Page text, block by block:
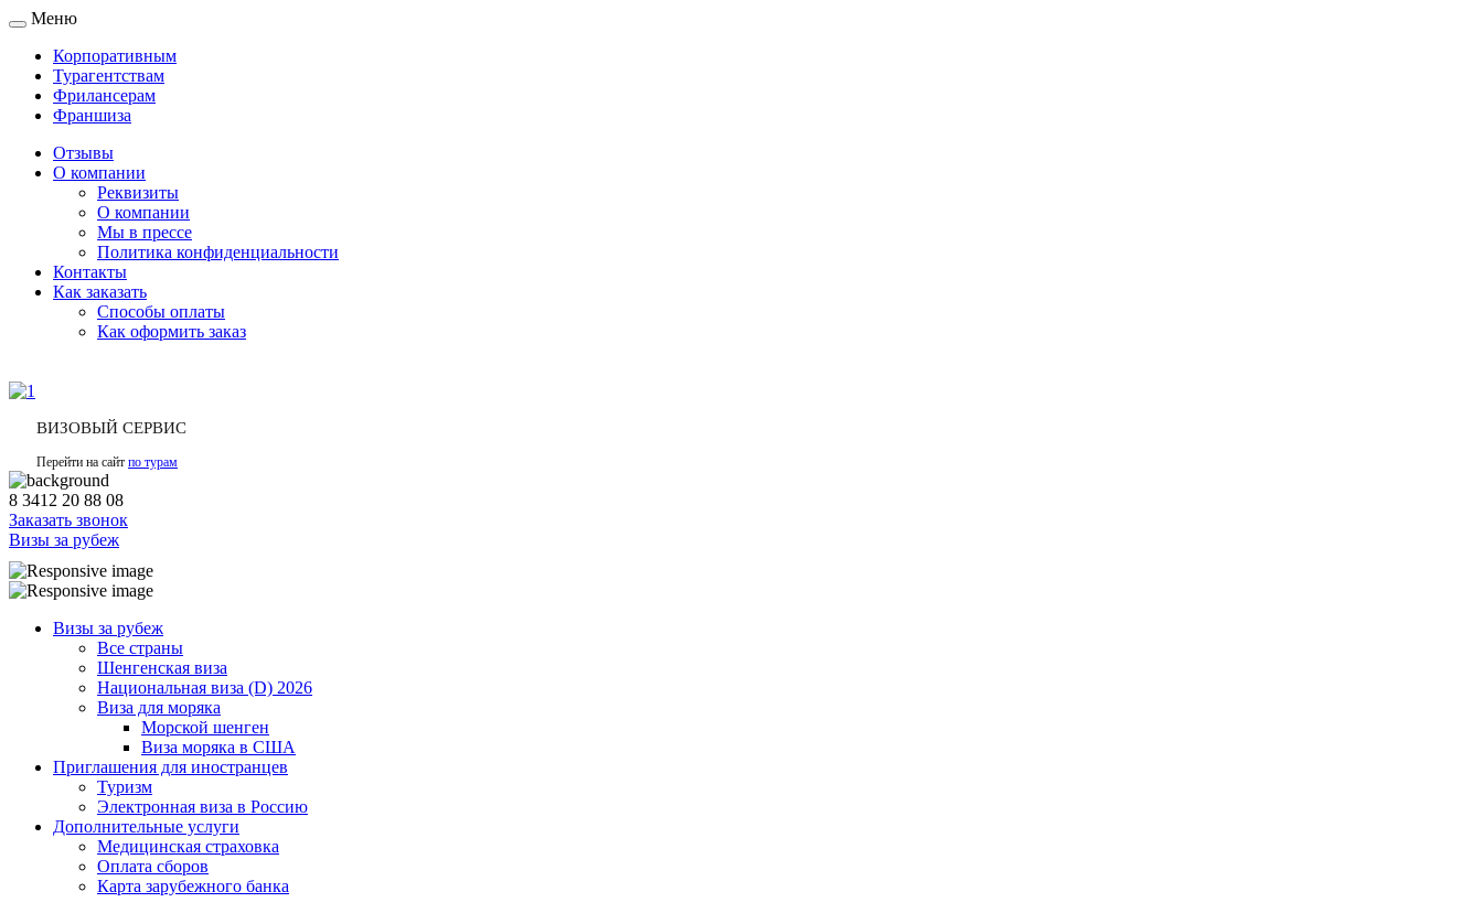
Toggle
navigation
Меню
Корпоративным
Турагентствам
Фрилансерам
Франшиза
Отзывы
О компании
Реквизиты
О компании
Мы в прессе
Политика конфиденциальности
Контакты
Как заказать
Способы оплаты
Как оформить заказ
ВИЗОВЫЙ СЕРВИС
Перейти на сайт по турам
8 3412 20 88 08
Заказать звонок
Визы за рубеж
Визы за рубеж
Все страны
Шенгенская виза
Национальная виза (D) 2026
Виза для моряка
Морской шенген
Виза моряка в США
Приглашения для иностранцев
Туризм
Электронная виза в Россию
Дополнительные услуги
Медицинская страховка
Оплата сборов
Карта зарубежного банка